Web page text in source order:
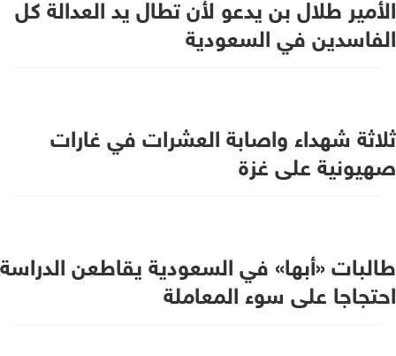
الفاسدين في السعودية
ثلاثة شهداء واصابة العشرات في غارات
صهيونية على غزة
طالبات «أبها» في السعودية يقاطعن الدراسة
احتجاجا على سوء المعاملة